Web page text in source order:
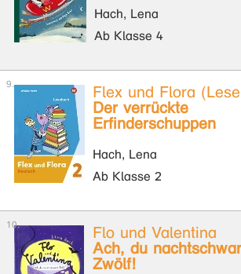
Hach, Lena
Ab Klasse 4
Flex und Flora
Der verrückte
Erfinderschuppen
Hach, Lena
Ab Klasse 2
Flo und Valentina
Ach, du
Zwölf!